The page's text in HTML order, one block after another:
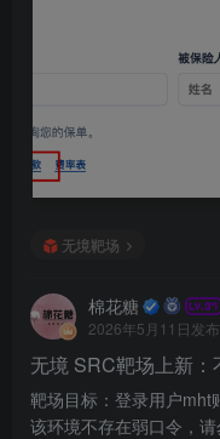
无境靶场
棉花糖
2026年5月11日发布
无境 SRC靶场上新：
靶场目标：登录用户mht
该环境不存在弱口令，